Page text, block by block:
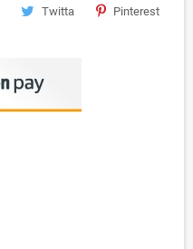
Twitta Pinterest